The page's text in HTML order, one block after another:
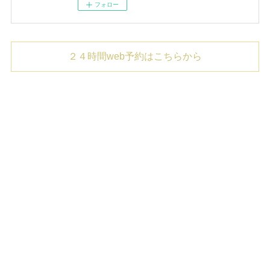
フォロー
２４時間web予約はこちらから